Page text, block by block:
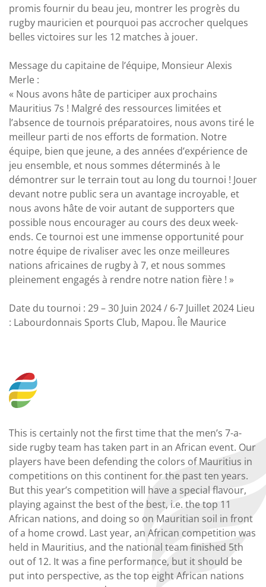
promis fournir du beau jeu, montrer les progrès du
rugby mauricien et pourquoi pas accrocher quelques
belles victoires sur les 12 matches à jouer.
Message du capitaine de l’équipe, Monsieur Alexis
Merle :
« Nous avons hâte de participer aux prochains
Mauritius 7s ! Malgré des ressources limitées et
l’absence de tournois préparatoires, nous avons tiré le
meilleur parti de nos efforts de formation. Notre
équipe, bien que jeune, a des années d’expérience de
jeu ensemble, et nous sommes déterminés à le
démontrer sur le terrain tout au long du tournoi ! Jouer
devant notre public sera un avantage incroyable, et
nous avons hâte de voir autant de supporters que
possible nous encourager au cours des deux week-
ends. Ce tournoi est une immense opportunité pour
notre équipe de rivaliser avec les onze meilleures
nations africaines de rugby à 7, et nous sommes
pleinement engagés à rendre notre nation fière ! »
Date du tournoi : 29 – 30 Juin 2024 / 6-7 Juillet 2024 Lieu
: Labourdonnais Sports Club, Mapou. Île Maurice
This is certainly not the first time that the men’s 7-a-
side rugby team has taken part in an African event. Our
players have been defending the colors of Mauritius in
competitions on this continent for the past ten years.
But this year’s competition will have a special flavour,
playing against the best of the best, i.e. the top 11
African nations, and doing so on Mauritian soil in front
of a home crowd. Last year, an African competition was
held in Mauritius, and the national team finished 5th
out of 12. It was a fine performance, but it should be
put into perspective, as the top eight African nations